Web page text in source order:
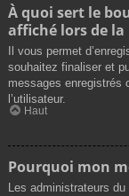
À quoi sert le
affiché lors de la
Il vous permet
souhaitez finaliser et
messages enregistrés
l’utilisateur.
Haut
Pourquoi mon
Les administrateurs